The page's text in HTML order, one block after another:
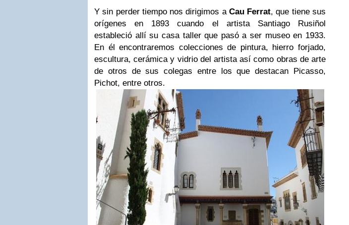
Y sin perder tiempo nos dirigimos a Cau Ferrat, que tiene sus
orígenes en 1893 cuando el artista Santiago Rusiñol
estableció allí su casa taller que pasó a ser museo en 1933.
En él encontraremos colecciones de pintura, hierro forjado,
escultura, cerámica y vidrio del artista así como obras de arte
de otros de sus colegas entre los que destacan Picasso,
Pichot, entre otros.